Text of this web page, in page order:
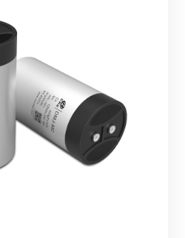
源转型和碳中和目标，致力于推
将继续秉承可持续发展的理念，
效的能源解决方案，为地球环境
办不仅为宸瑞科技提供了一个
的重要平台，更为公司未来的发
。宸瑞科技将以此次展会为契
球绿色能源事业贡献更多力量。